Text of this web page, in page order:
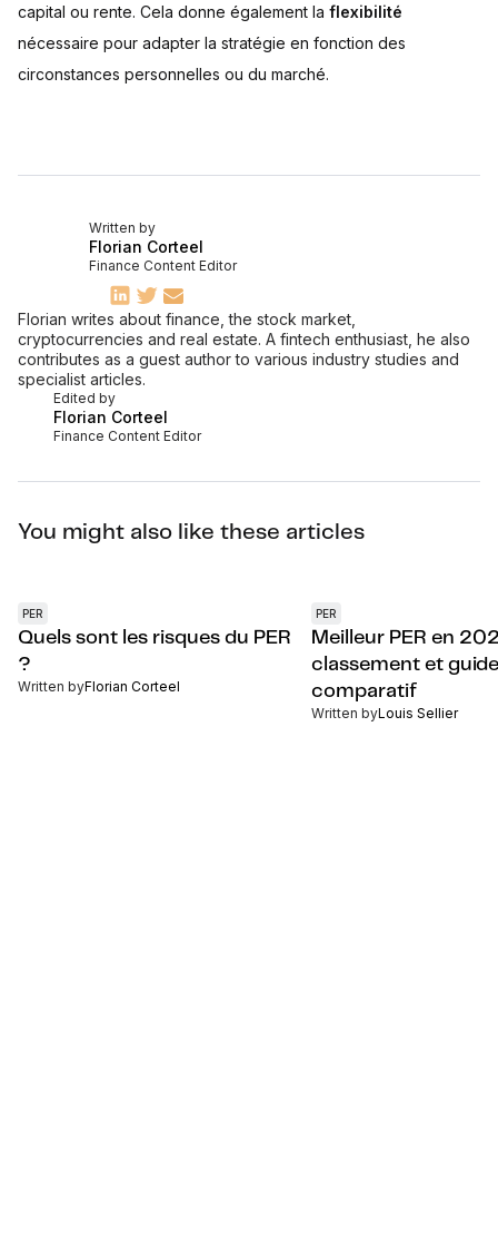
capital ou rente. Cela donne également la flexibilité
nécessaire pour adapter la stratégie en fonction des
circonstances personnelles ou du marché.
Edited by
Florian Corteel
Finance Content Editor
Written by
Florian Corteel
Finance Content Editor
Florian writes about finance, the stock market,
cryptocurrencies and real estate. A fintech enthusiast, he also
contributes as a guest author to various industry studies and
specialist articles.
You might also like these articles
PER
Quels sont les risques du PER
?
Written byFlorian Corteel
PER
Meilleur PER en
classement et guide
comparatif
Written byLouis Sellier